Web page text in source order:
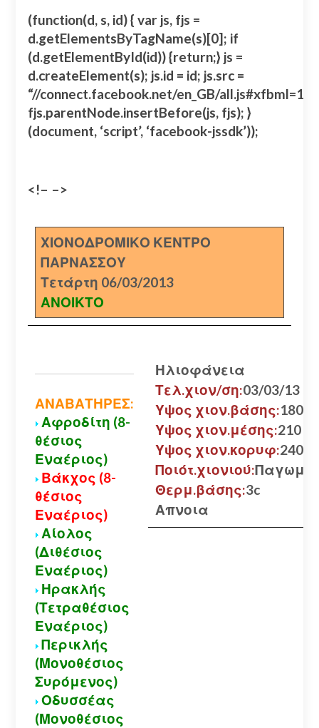
(function(d, s, id) { var js, fjs =
d.getElementsByTagName(s)[0]; if
(d.getElementById(id)) {return;} js =
d.createElement(s); js.id = id; js.src =
“//connect.facebook.net/en_GB/
fjs.parentNode.insertBefore(js, fjs); }
(document, ‘script’, ‘facebook-jssdk’));
<!– –>
ΧΙΟΝΟΔΡΟΜΙΚΟ ΚΕΝΤΡΟ
ΠΑΡΝΑΣΣΟΥ
Τετάρτη 06/03/2013
ΑΝΟΙΚΤΟ
ΑΝΑΒΑΤΗΡΕΣ:
Αφροδίτη (8-
θέσιος
Εναέριος)
Βάκχος (8-
θέσιος
Εναέριος)
Αίολος
(Διθέσιος
Εναέριος)
Ηρακλής
(Τετραθέσιος
Εναέριος)
Περικλής
(Μονοθέσιος
Συρόμενος)
Οδυσσέας
(Μονοθέσιος
Ηλιοφάνεια
Τελ.χιον/ση:03/03/13
Υψος χιον.βάσης:180
Υψος χιον.μέσης:210
Υψος χιον.κορυφ:240
Ποιότ.χιονιού:
Θερμ.βάσης:3c
Απνοια